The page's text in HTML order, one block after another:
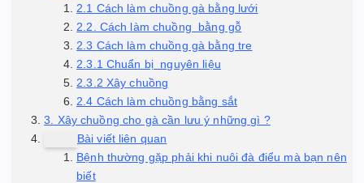
2.1 Cách làm chuồng gà bằng lưới
2.2. Cách làm chuồng bằng gỗ
2.3 Cách làm chuồng gà bằng tre
2.3.1 Chuẩn bị nguyên liệu
2.3.2 Xây chuồng
2.4 Cách làm chuồng bằng sắt
3. Xây chuồng cho gà cần lưu ý những gì ?
Bài viết liên quan
Bệnh thường gặp phải khi nuôi đà điểu mà bạn nên
biết